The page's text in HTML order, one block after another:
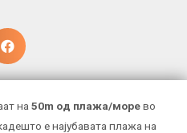
на 50m од плажа/морево
е најубавата плажа на